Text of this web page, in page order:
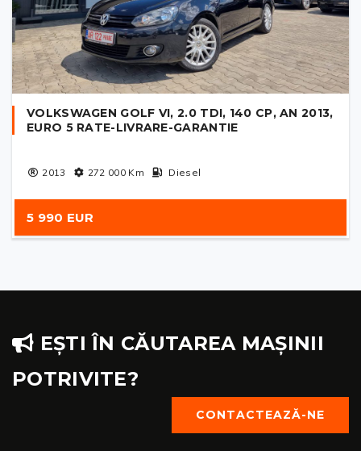
VOLKSWAGEN GOLF VI, 2.0 TDI, 140 CP, AN 2013,
EURO 5 RATE-LIVRARE-GARANTIE
2013 272 000Km Diesel
5 990 EUR
EȘTI ÎN CĂUTAREA MAȘINII
POTRIVITE?
CONTACTEAZĂ-NE